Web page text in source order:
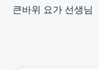
큰바위 요가 선생님